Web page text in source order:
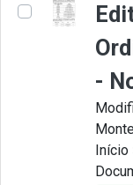
-
Início